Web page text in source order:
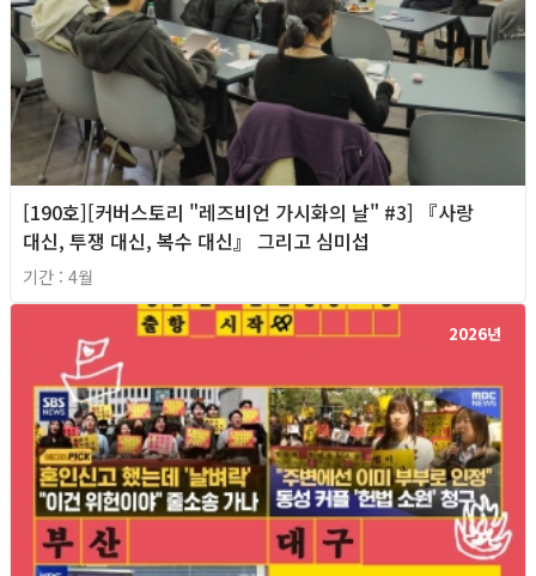
[190호][커버스토리 "레즈비언 가시화의 날" #3] 『사랑
대신, 투쟁 대신, 복수 대신』 그리고 심미섭
기간 : 4월
2026년